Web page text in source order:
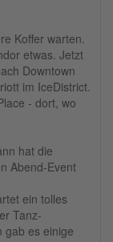
Koffer warten.
etwas. Jetzt
Downtown
im IceDistrict.
- dort, wo
hat die
Abend-Event
ein tolles
Tanz-
gab es einige